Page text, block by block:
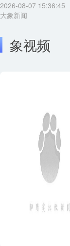
2026-08-07 15:36:45
大象新闻
象视频